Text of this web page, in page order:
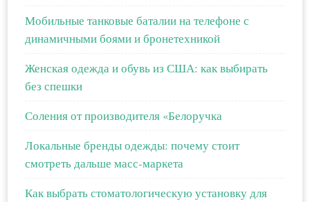
Мобильные танковые баталии на телефоне с
динамичными боями и бронетехникой
Женская одежда и обувь из США: как выбирать
без спешки
Соления от производителя «Белоручка
Локальные бренды одежды: почему стоит
смотреть дальше масс-маркета
Как выбрать стоматологическую установку для